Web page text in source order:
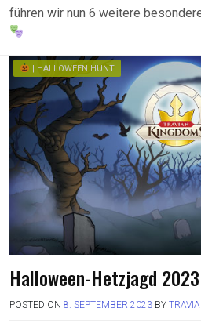
führen wir nun 6 weitere
| HALLOWEEN HUNT
Halloween-Hetzjagd
POSTED ON 8. SEPTEMBER 2023 BY